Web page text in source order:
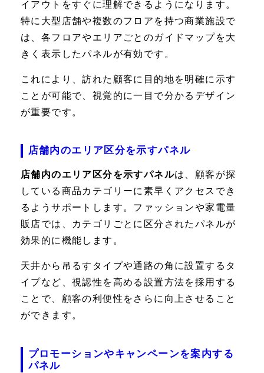
イアウトをすぐに理解できるようになります。
特に大型店舗や複数のフロアを持つ商業施設で
は、各フロアやエリアごとのガイドマップを大
きく表示したパネルが有効です。
これにより、訪れた顧客に目的地を明確に示す
ことが可能で、視覚的に一目で分かるデザイン
が重要です。
店舗内のエリア区分を示すパネル
店舗内のエリア区分を示すパネルは、顧客が探
している商品カテゴリーに素早くアクセスでき
るようサポートします。ファッションや家電量
販店では、カテゴリごとに区分されたパネルが
効果的に機能します。
天井から吊るすタイプや通路の角に設置するタ
イプなど、視認性を高める設置方法を採用する
ことで、顧客の利便性をさらに向上させること
ができます。
プロモーションやキャンペーンを案内する
パネル